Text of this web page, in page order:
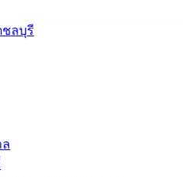
ล
วายพระราชกุศล
จ้าสิริกิติ์ พระบรมราชินีนาถ
ตักบาตรถวายพระ
รติสมเด็จพระนาง